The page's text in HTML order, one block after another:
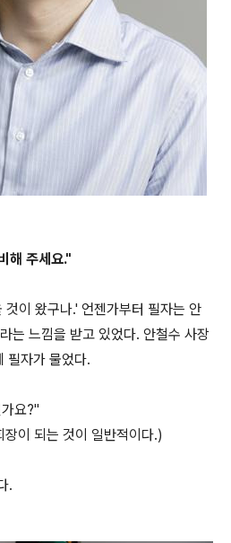
해 주세요."
이 왔구나.' 언젠가부터 필자는 안
는 느낌을 받고 있었다. 안철수 사장
필자가 물었다.
요?"
이 되는 것이 일반적이다.)
.